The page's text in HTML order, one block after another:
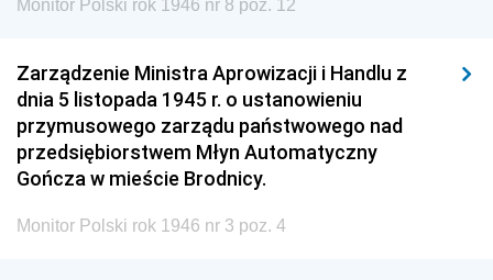
Monitor Polski rok 1946 nr 8 poz. 12
Zarządzenie Ministra Aprowizacji i Handlu z
dnia 5 listopada 1945 r. o ustanowieniu
przymusowego zarządu państwowego nad
przedsiębiorstwem Młyn Automatyczny
Gończa w mieście Brodnicy.
Monitor Polski rok 1946 nr 3 poz. 4